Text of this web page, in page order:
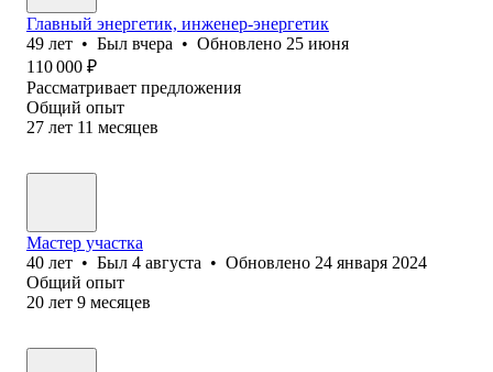
Главный энергетик, инженер-энергетик
49 лет • Был вчера • Обновлено 25 июня
110 000 ₽
Рассматривает предложения
Общий опыт
27 лет 11 месяцев
Мастер участка
40 лет • Был 4 августа • Обновлено 24 января 2024
Общий опыт
20 лет 9 месяцев